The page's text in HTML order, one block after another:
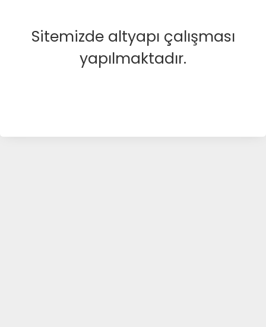
Sitemizde altyapı çalışması
yapılmaktadır.